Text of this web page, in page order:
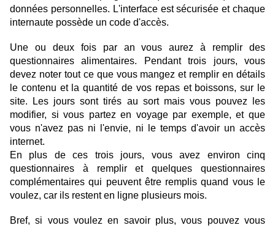
données personnelles. L'interface est sécurisée et chaque
internaute possède un code d'accès.
Une ou deux fois par an vous aurez à remplir des
questionnaires alimentaires. Pendant trois jours, vous
devez noter tout ce que vous mangez et remplir en détails
le contenu et la quantité de vos repas et boissons, sur le
site. Les jours sont tirés au sort mais vous pouvez les
modifier, si vous partez en voyage par exemple, et que
vous n'avez pas ni l'envie, ni le temps d'avoir un accès
internet.
En plus de ces trois jours, vous avez environ cinq
questionnaires à remplir et quelques questionnaires
complémentaires qui peuvent être remplis quand vous le
voulez, car ils restent en ligne plusieurs mois.
Bref, si vous voulez en savoir plus, vous pouvez vous